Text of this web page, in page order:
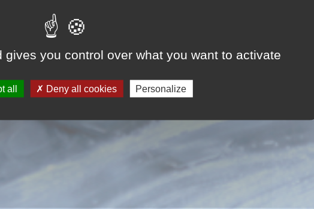
you control over what you want to activate
all Deny all cookies Personalize